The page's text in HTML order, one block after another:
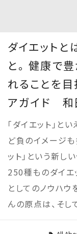
ダイエット
と。 健康で
れることを目
アガイド 和
「ダイエット」と
ど負のイメージ
ット」という新し
250種ものダイエ
としてのノウハ
んの原点は、そし